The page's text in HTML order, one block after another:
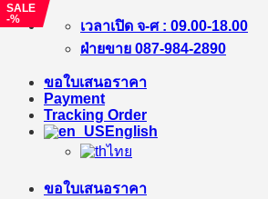
Skip
เวลาเปิด จ-ศ : 09.00-18.00
ฝ่ายขาย 087-984-2890
ขอใบเสนอราคา
Payment
Tracking Order
English
ไทย
ขอใบเสนอราคา
SALE
-%